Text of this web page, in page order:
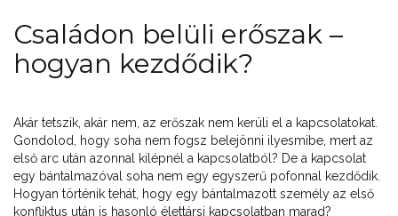
Családon belüli erőszak –
hogyan kezdődik?
Akár tetszik, akár nem, az erőszak nem kerüli el a kapcsolatokat.
Gondolod, hogy soha nem fogsz belejönni ilyesmibe, mert az
első arc után azonnal kilépnél a kapcsolatból? De a kapcsolat
egy bántalmazóval soha nem egy egyszerű pofonnal kezdődik.
Hogyan történik tehát, hogy egy bántalmazott személy az első
konfliktus után is hasonló élettársi kapcsolatban marad?